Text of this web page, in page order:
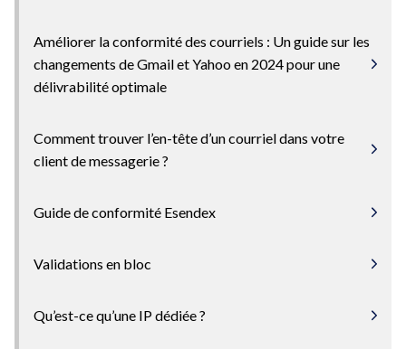
Améliorer la conformité des courriels : Un guide sur les
changements de Gmail et Yahoo en 2024 pour une
délivrabilité optimale
Comment trouver l’en-tête d’un courriel dans votre
client de messagerie ?
Guide de conformité Esendex
Validations en bloc
Qu’est-ce qu’une IP dédiée ?